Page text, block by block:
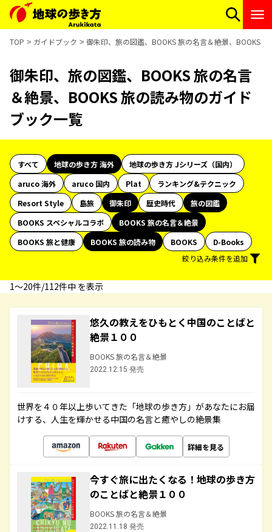
TOP ガイドブック 御朱印、旅の図鑑、BOOKS 旅の名言＆絶景、BOOKS
御朱印、旅の図鑑、BOOKS 旅の名言
＆絶景、BOOKS 旅の読み物のガイド
ブック一覧
すべて 地球の歩き方 海外
地球の歩き方 Jシリーズ（国内）
aruco 海外
aruco 国内 Plat
ランキング&テクニック
Resort Style
島旅 御朱印 歴史時代
旅の図鑑
BOOKS スペシャルコラボ
BOOKS 旅の名言＆絶景
BOOKS 旅と健康
BOOKS 旅の読み物 BOOKS
D-Books
絞り込み条件を追加
1〜20件/112件中 を表示
悠久の教えをひもとく中国のことばと
絶景１００
BOOKS 旅の名言＆絶景
2022.12.15 発売
世界を４０年以上歩いてきた「地球の歩き方」があなたにお届
けする、人生を輝かせる中国の名言と癒やしの絶景集
詳細を見る
今すぐ旅に出たくなる！地球の歩き方
のことばと絶景１００
BOOKS 旅の名言＆絶景
2022.11.18 発売